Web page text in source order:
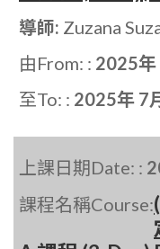
導師: Zuzana
由From: : 2025年
至To: : 2025年 7
上課日期Date: :
課程名稱Course: